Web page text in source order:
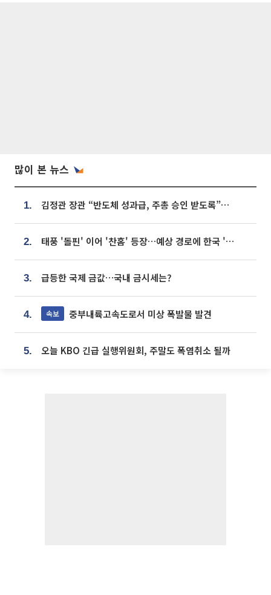
많이 본 뉴스
1. 김정관 장관 “반도체 성과급, 주총 승인 받도록”…상법·자본시장법 개정 시사
2. 태풍 '돌핀' 이어 '찬홈' 등장…예상 경로에 한국 '한숨'
3. 급등한 국제 금값…국내 금시세는?
4. 속보 중부내륙고속도로서 미상 폭발물 발견
5. 오늘 KBO 긴급 실행위원회, 주말도 폭염취소 될까